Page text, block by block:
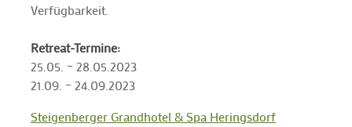
Verfügbarkeit.
Retreat-Termine:
25.05. – 28.05.2023
21.09. – 24.09.2023
Steigenberger Grandhotel & Spa Heringsdorf